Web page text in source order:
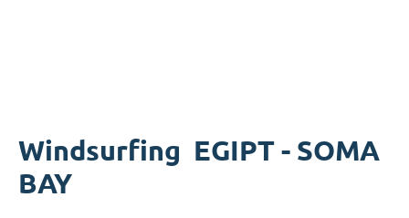
Windsurfing EGIPT - SOMA
BAY